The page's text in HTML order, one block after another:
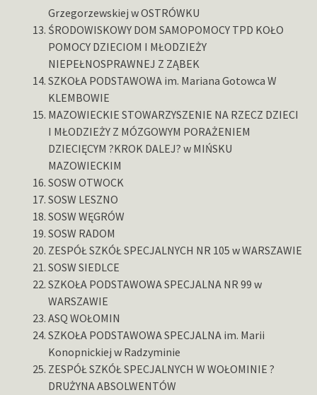
Grzegorzewskiej w OSTRÓWKU
ŚRODOWISKOWY DOM SAMOPOMOCY TPD KOŁO
POMOCY DZIECIOM I MŁODZIEŻY
NIEPEŁNOSPRAWNEJ Z ZĄBEK
SZKOŁA PODSTAWOWA im. Mariana Gotowca W
KLEMBOWIE
MAZOWIECKIE STOWARZYSZENIE NA RZECZ DZIECI
I MŁODZIEŻY Z MÓZGOWYM PORAŻENIEM
DZIECIĘCYM ?KROK DALEJ? w MIŃSKU
MAZOWIECKIM
SOSW OTWOCK
SOSW LESZNO
SOSW WĘGRÓW
SOSW RADOM
ZESPÓŁ SZKÓŁ SPECJALNYCH NR 105 w WARSZAWIE
SOSW SIEDLCE
SZKOŁA PODSTAWOWA SPECJALNA NR 99 w
WARSZAWIE
ASQ WOŁOMIN
SZKOŁA PODSTAWOWA SPECJALNA im. Marii
Konopnickiej w Radzyminie
ZESPÓŁ SZKÓŁ SPECJALNYCH W WOŁOMINIE ?
DRUŻYNA ABSOLWENTÓW